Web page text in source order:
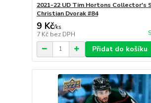
2021-22 UD Tim Hortons Collector's
Christian Dvorak #84
9 Kč/ks
7 Kč bez DPH
Přidat do košíku